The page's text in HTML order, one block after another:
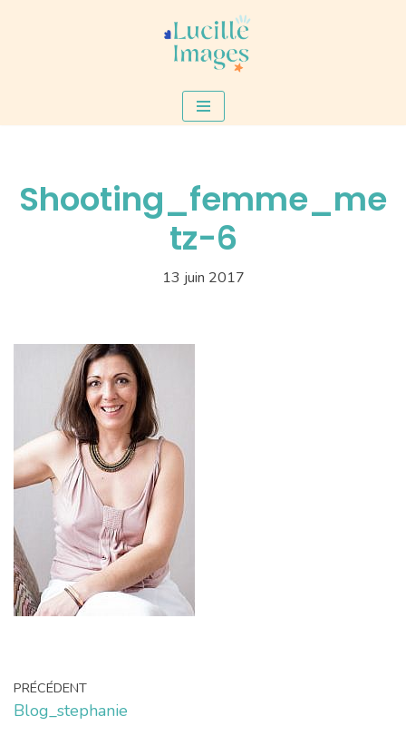
Shooting_femme_me
tz-6
13 juin 2017
PRÉCÉDENT
Blog_stephanie